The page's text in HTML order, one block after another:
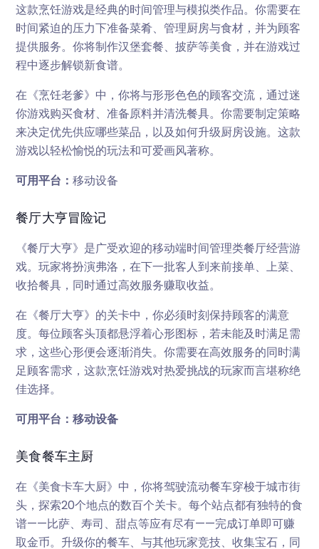
这款烹饪游戏是经典的时间管理与模拟类作品。你需要在
时间紧迫的压力下准备菜肴、管理厨房与食材，并为顾客
提供服务。你将制作汉堡套餐、披萨等美食，并在游戏过
程中逐步解锁新食谱。
在《烹饪老爹》中，你将与形形色色的顾客交流，通过迷
你游戏购买食材、准备原料并清洗餐具。你需要制定策略
来决定优先供应哪些菜品，以及如何升级厨房设施。这款
游戏以轻松愉悦的玩法和可爱画风著称。
可用平台：移动设备
餐厅大亨冒险记
《餐厅大亨》是广受欢迎的移动端时间管理类餐厅经营游
戏。玩家将扮演弗洛，在下一批客人到来前接单、上菜、
收拾餐具，同时通过高效服务赚取收益。
在《餐厅大亨》的关卡中，你必须时刻保持顾客的满意
度。每位顾客头顶都悬浮着心形图标，若未能及时满足需
求，这些心形便会逐渐消失。你需要在高效服务的同时满
足顾客需求，这款烹饪游戏对热爱挑战的玩家而言堪称绝
佳选择。
可用平台：移动设备
美食餐车主厨
在《美食卡车大厨》中，你将驾驶流动餐车穿梭于城市街
头，探索20个地点的数百个关卡。每个站点都有独特的食
谱——比萨、寿司、甜点等应有尽有——完成订单即可赚
取金币。升级你的餐车、与其他玩家竞技、收集宝石，同